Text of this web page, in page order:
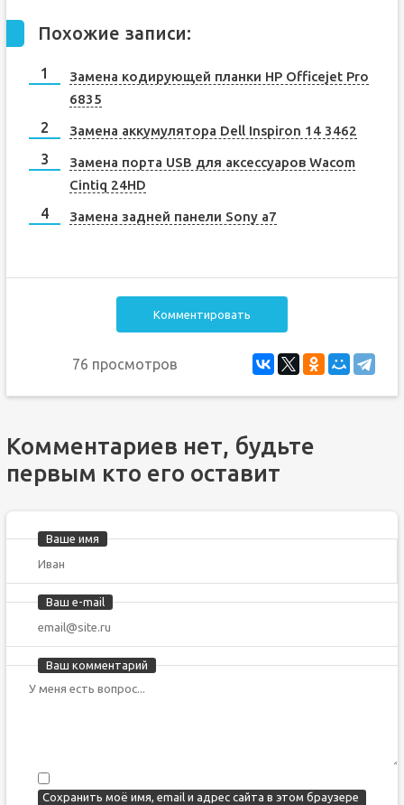
Похожие записи:
Замена кодирующей планки HP Officejet Pro
6835
Замена аккумулятора Dell Inspiron 14 3462
Замена порта USB для аксессуаров Wacom
Cintiq 24HD
Замена задней панели Sony a7
Комментировать
76 просмотров
Комментариев нет, будьте
первым кто его оставит
Ваше имя
Ваш e-mail
Ваш комментарий
Сохранить моё имя, email и адрес сайта в этом браузере